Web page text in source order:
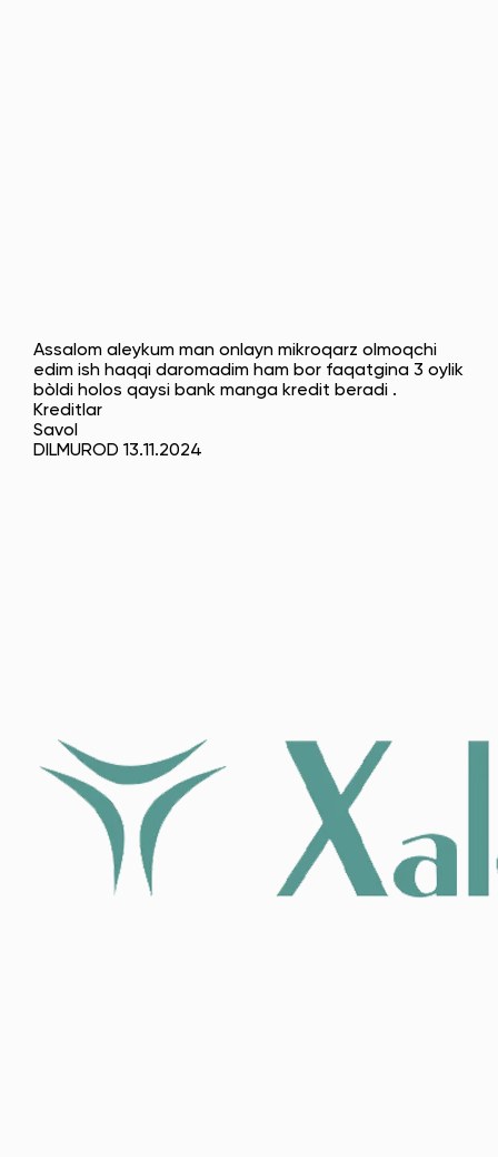
Assalom aleykum man onlayn mikroqarz olmoqchi
edim ish haqqi daromadim ham bor faqatgina 3 oylik
bòldi holos qaysi bank manga kredit beradi .
Kreditlar
Savol
DILMUROD 13.11.2024